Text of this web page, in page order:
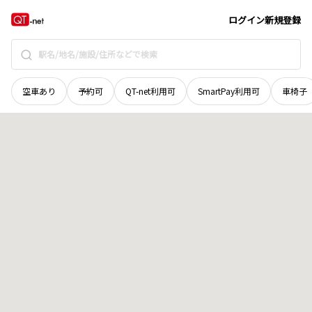
ログイン新規登録
空車あり 予約可 QT-net利用可 SmartPay利用可 車椅子
新潟県